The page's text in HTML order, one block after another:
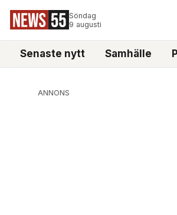
Söndag
9 augusti
Senaste nytt Samhälle
ANNONS